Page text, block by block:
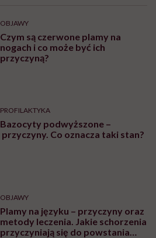
OBJAWY
Czym są czerwone plamy na
nogach i co może być ich
przyczyną?
PROFILAKTYKA
Bazocyty podwyższone –
przyczyny. Co oznacza taki stan?
OBJAWY
Plamy na języku – przyczyny oraz
metody leczenia. Jakie schorzenia
przyczyniają się do powstania